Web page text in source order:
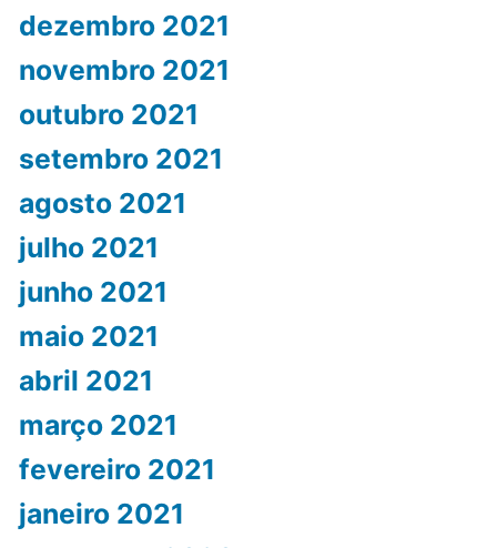
dezembro 2021
novembro 2021
outubro 2021
setembro 2021
agosto 2021
julho 2021
junho 2021
maio 2021
abril 2021
março 2021
fevereiro 2021
janeiro 2021